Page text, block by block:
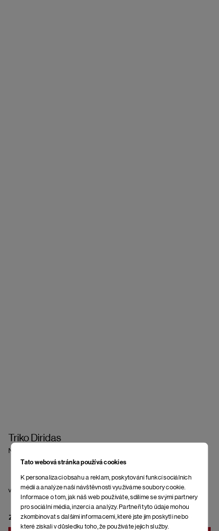
Tato webová stránka používá cookies
K personalizaci obsahu a reklam, poskytování funkcí sociálních
médií a analýze naší návštěvnosti využíváme soubory cookie.
Informace o tom, jak náš web používáte, sdílíme se svými partnery
pro sociální média, inzerci a analýzy. Partneři tyto údaje mohou
zkombinovat s dalšími informacemi, které jste jim poskytli nebo
které získali v důsledku toho, že používáte jejich služby.
Triko Diridas
Nostalgia Rose
velikost
ZVOLTE VARIANTU